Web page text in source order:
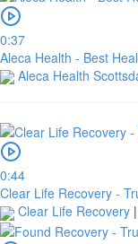
0:37
Aleca Health - Best
Aleca Health
0:44
Clear Life Recovery -
Clear Life Recovery |